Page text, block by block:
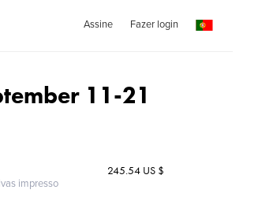
Assine Fazer login
11-21
impresso
245.54 US $